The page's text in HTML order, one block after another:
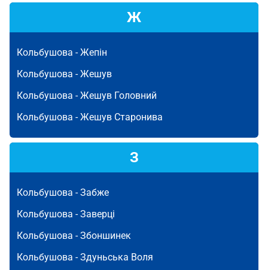
Ж
Кольбушова -Жепін
Кольбушова -Жешув
Кольбушова -Жешув Головний
Кольбушова -Жешув Старонива
З
Кольбушова -Забже
Кольбушова -Заверці
Кольбушова -Збоншинек
Кольбушова -Здуньська Воля